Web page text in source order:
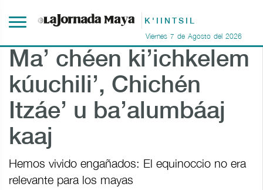
K'IINTSIL
Viernes 7 de Agosto del 2026
Ma’ chéen ki’ichkelem
kúuchili’, Chichén
Itzáe’ u ba’alumbáaj
kaaj
Hemos vivido engañados: El equinoccio no era
relevante para los mayas